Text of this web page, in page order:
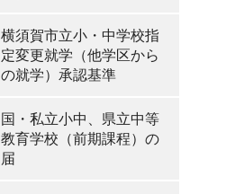
横須賀市立小・中学校指
定変更就学（他学区から
の就学）承認基準
国・私立小中、県立中等
教育学校（前期課程）の
届